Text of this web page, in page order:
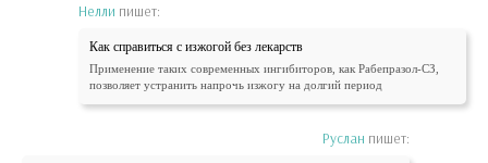
Нелли пишет:
Как справиться с изжогой без лекарств
Применение таких современных ингибиторов, как Рабепразол-СЗ,
позволяет устранить напрочь изжогу на долгий период
Руслан пишет: